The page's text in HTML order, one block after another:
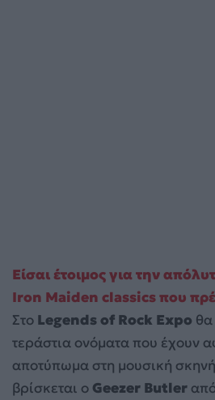
Είσαι έτοιμος για την
Iron Maiden classics που
Στο Legends of Rock Expo
τεράστια ονόματα που έχουν
αποτύπωμα στη μουσική
βρίσκεται ο Geezer Butler